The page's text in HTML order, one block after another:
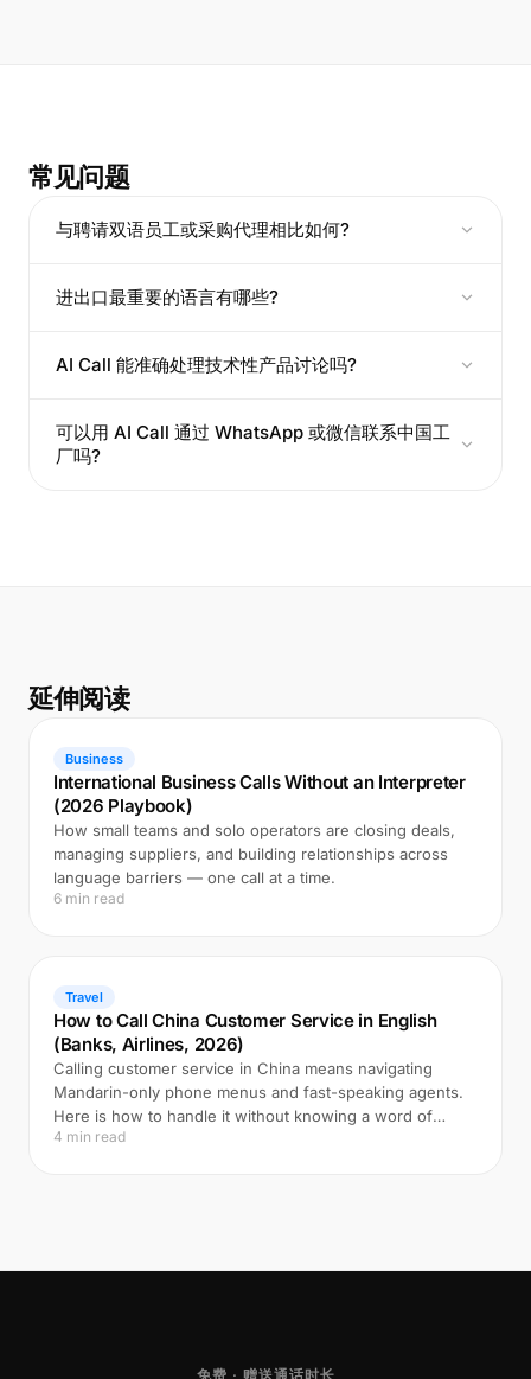
常见问题
与聘请双语员工或采购代理相比如何?
进出口最重要的语言有哪些?
AI Call 能准确处理技术性产品讨论吗?
可以用 AI Call 通过 WhatsApp 或微信联系中国工
厂吗?
延伸阅读
Business
International Business Calls Without an Interpreter
(2026 Playbook)
How small teams and solo operators are closing deals,
managing suppliers, and building relationships across
language barriers — one call at a time.
6 min read
Travel
How to Call China Customer Service in English
(Banks, Airlines, 2026)
Calling customer service in China means navigating
Mandarin-only phone menus and fast-speaking agents.
Here is how to handle it without knowing a word of
Chinese.
4 min read
免费 · 赠送通话时长